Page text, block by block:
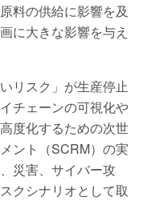
料の供給に影響を及
に大きな影響を与え
リスク」が生産停止
チェーンの可視化や
度化するための次世
ント（SCRM）の実
災害、サイバー攻
クシナリオとして取